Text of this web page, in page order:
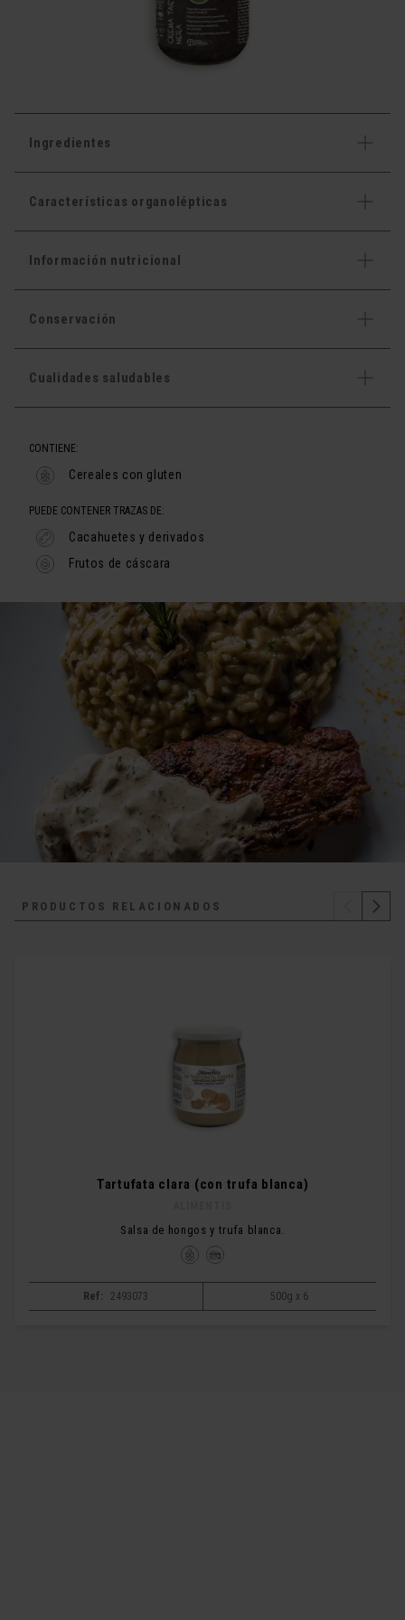
Ingredientes
Características organolépticas
Información nutricional
Conservación
Cualidades saludables
CONTIENE:
Cereales con gluten
PUEDE CONTENER TRAZAS DE:
Cacahuetes y derivados
Frutos de cáscara
PRODUCTOS RELACIONADOS
Tartufata clara (con trufa blanca)
Salsa de hongos y trufa blanca.
Ref: 2493073 500g x 6